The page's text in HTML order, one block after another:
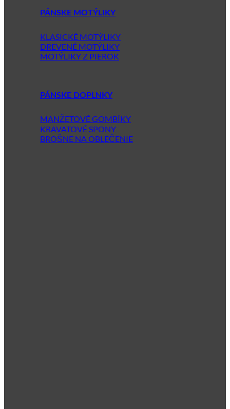
PÁNSKE MOTÝLIKY
KLASICKÉ MOTÝLIKY
DREVENÉ MOTÝLIKY
MOTÝLIKY Z PIEROK
PÁNSKE DOPLNKY
MANŽETOVÉ GOMBÍKY
KRAVATOVÉ SPONY
BROŠNE NA OBLEČENIE